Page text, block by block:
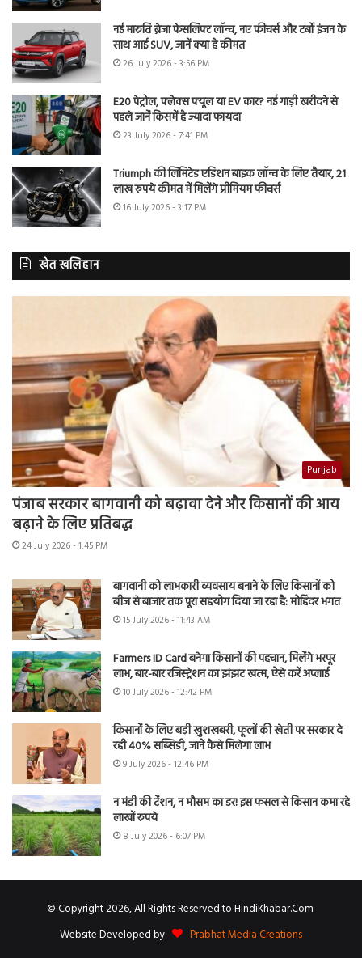
नई मारुति ब्रेजा फेसलिफ्ट लॉन्च, नए फीचर्स और टर्बो इंजन के
साथ आई SUV, जानें क्या है कीमत
26 July 2026 - 3:56 PM
E20 पेट्रोल, फ्लेक्स फ्यूल या EV कार? नई गाड़ी खरीदने से
पहले जानें किसमें है ज्यादा फायदा
23 July 2026 - 7:41 PM
Triumph की लिमिटेड एडिशन बाइक लॉन्च के लिए तैयार, 21
लाख रुपये कीमत में मिलेंगे प्रीमियम फीचर्स
16 July 2026 - 3:17 PM
खेत खलिहान
Punjab
पंजाब सरकार बागवानी को बढ़ावा देने और किसानों की आय
बढ़ाने के लिए प्रतिबद्ध
24 July 2026 - 1:45 PM
बागवानी को लाभकारी व्यवसाय बनाने के लिए किसानों को
बीज से बाजार तक पूरा सहयोग दिया जा रहा है: मोहिंदर भगत
15 July 2026 - 11:43 AM
Farmers ID Card बनेगा किसानों की पहचान, मिलेंगे भरपूर
लाभ, बार-बार रजिस्ट्रेशन का झंझट खत्म, ऐसे करें अप्लाई
10 July 2026 - 12:42 PM
किसानों के लिए बड़ी खुशखबरी, फूलों की खेती पर सरकार दे
रही 40% सब्सिडी, जानें कैसे मिलेगा लाभ
9 July 2026 - 12:46 PM
न मंडी की टेंशन, न मौसम का डर! इस फसल से किसान कमा रहे
लाखों रुपये
8 July 2026 - 6:07 PM
© Copyright 2026, All Rights Reserved to HindiKhabar.Com
Website Developed by
Prabhat Media Creations